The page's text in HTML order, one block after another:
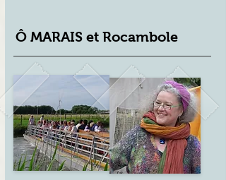
Ô MARAIS et Rocambole